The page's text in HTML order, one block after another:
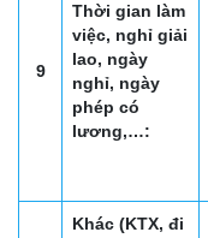
9
Thời gian làm
việc, nghỉ giải
lao, ngày
nghỉ, ngày
phép có
lương,…:
Khác (KTX, đi